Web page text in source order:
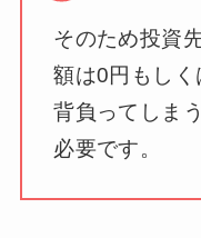
そのため投資
額は0円もし
背負ってしま
必要です。